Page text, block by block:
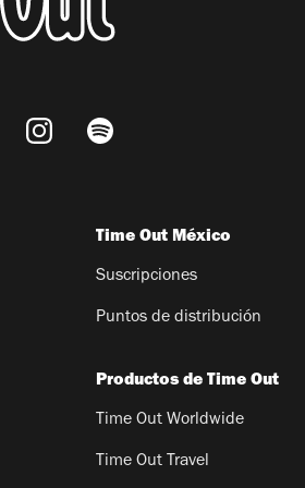
Time Out México
Suscripciones
Puntos de distribución
Productos de Time Out
Time Out Worldwide
Time Out Travel